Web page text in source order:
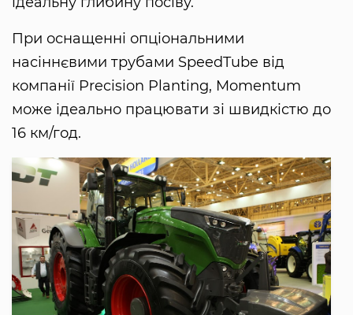
При оснащенні опціональними
насіннєвими трубами SpeedTube від
компанії Precision Planting, Momentum
може ідеально працювати зі швидкістю до
16 км/год.